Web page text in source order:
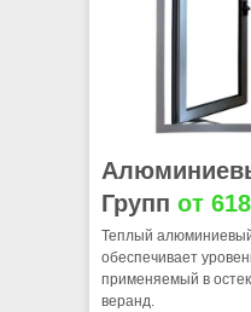
Групп от
Теплый
обеспечивает
применяемый в
веранд.